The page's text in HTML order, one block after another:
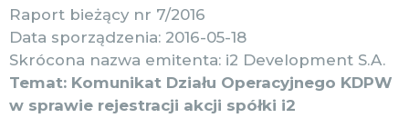
Raport bieżący nr 7/2016
Data sporządzenia: 2016-05-18
Skrócona nazwa emitenta: i2 Development S.A.
Temat: Komunikat Działu Operacyjnego KDPW
w sprawie rejestracji akcji spółki i2